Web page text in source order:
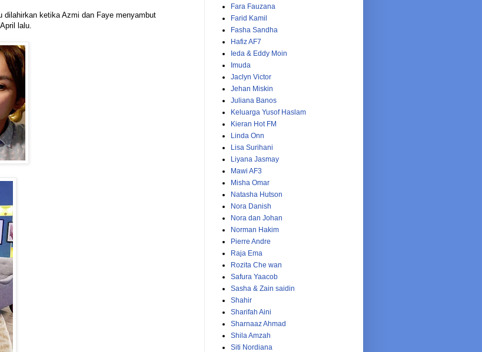
ketika Azmi dan Faye menyambut
lalu.
Fara Fauzana
Farid Kamil
Fasha Sandha
Hafiz AF7
Ieda & Eddy Moin
Imuda
Jaclyn Victor
Jehan Miskin
Juliana Banos
Keluarga Yusof Haslam
Kieran Hot FM
Linda Onn
Lisa Surihani
Liyana Jasmay
Mawi AF3
Misha Omar
Natasha Hutson
Nora Danish
Nora dan Johan
Norman Hakim
Pierre Andre
Raja Ema
Rozita Che wan
Safura Yaacob
Sasha & Zain saidin
Shahir
Sharifah Aini
Sharnaaz Ahmad
Shila Amzah
Siti Nordiana